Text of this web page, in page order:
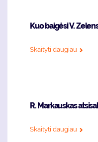
Kuo baigėsi V.
Skaityti daugiau
R. Markauskas
Skaityti daugiau